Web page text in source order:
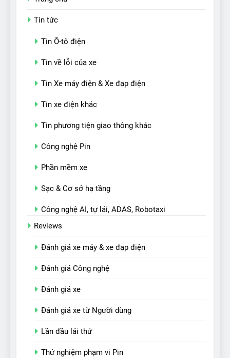
Tin tức
Tin Ô-tô điện
Tin về lỗi của xe
Tin Xe máy điện & Xe đạp điện
Tin xe điện khác
Tin phương tiện giao thông khác
Công nghệ Pin
Phần mềm xe
Sạc & Cơ sở hạ tầng
Công nghệ AI, tự lái, ADAS, Robotaxi
Reviews
Đánh giá xe máy & xe đạp điện
Đánh giá Công nghệ
Đánh giá xe
Đánh giá xe từ Người dùng
Lần đầu lái thử
Thử nghiệm phạm vi Pin